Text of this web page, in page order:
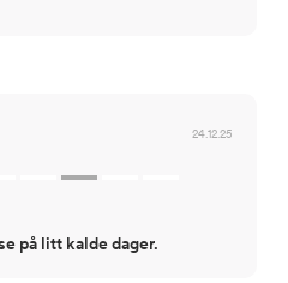
24.12.25
på litt kalde dager.